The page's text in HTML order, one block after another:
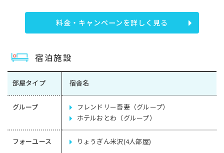
料金・キャンペーンを詳しく見る
宿泊施設
部屋タイプ 宿舎名
グループ
フレンドリー吾妻（グループ）
ホテルおとわ（グループ）
フォーユース りょうぎん米沢(4人部屋)